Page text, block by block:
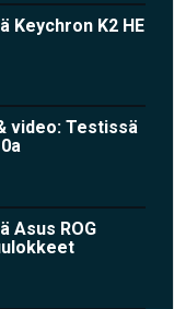
Keychron K2 HE
video: Testissä
Asus ROG